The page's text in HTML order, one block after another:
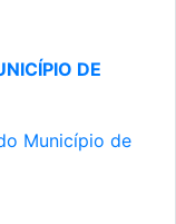
DE
Município de